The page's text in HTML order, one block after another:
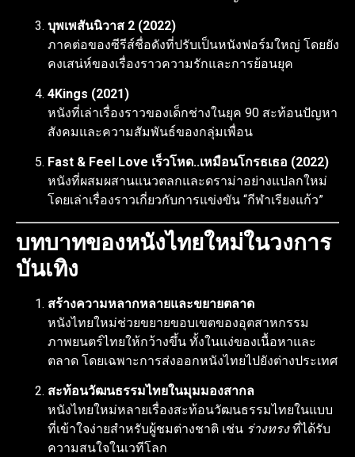
บุพเพสันนิวาส 2 (2022)
ภาคต่อของซีรีส์ชื่อดังที่ปรับเป็นหนังฟอร์มใหญ่ โดยยัง
คงเสน่ห์ของเรื่องราวความรักและการย้อนยุค
4Kings (2021)
หนังที่เล่าเรื่องราวของเด็กช่างในยุค 90 สะท้อนปัญหา
สังคมและความสัมพันธ์ของกลุ่มเพื่อน
Fast & Feel Love เร็วโหด..เหมือนโกรธเธอ (2022)
หนังที่ผสมผสานแนวตลกและดราม่าอย่างแปลกใหม่
โดยเล่าเรื่องราวเกี่ยวกับการแข่งขัน “กีฬาเรียงแก้ว”
บทบาทของหนังไทยใหม่ในวงการ
บันเทิง
สร้างความหลากหลายและขยายตลาด
หนังไทยใหม่ช่วยขยายขอบเขตของอุตสาหกรรม
ภาพยนตร์ไทยให้กว้างขึ้น ทั้งในแง่ของเนื้อหาและ
ตลาด โดยเฉพาะการส่งออกหนังไทยไปยังต่างประเทศ
สะท้อนวัฒนธรรมไทยในมุมมองสากล
หนังไทยใหม่หลายเรื่องสะท้อนวัฒนธรรมไทยในแบบ
ที่เข้าใจง่ายสำหรับผู้ชมต่างชาติ เช่น ร่างทรงที่ได้รับ
ความสนใจในเวทีโลก